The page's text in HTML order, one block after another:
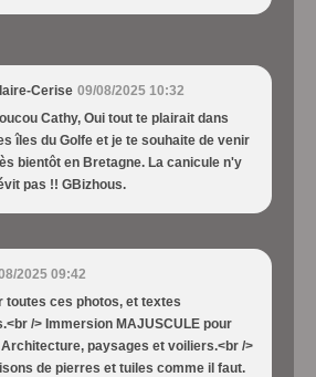
Cerise 09/08/2025 10:32
Cathy, Oui tout te plairait dans
îles du Golfe et je te souhaite de venir
bientôt en Bretagne. La canicule n'y
pas !! GBizhous.
2025 09:42
toutes ces photos, et textes
/> Immersion MAJUSCULE pour
Architecture, paysages et voiliers.<br />
de pierres et tuiles comme il faut.